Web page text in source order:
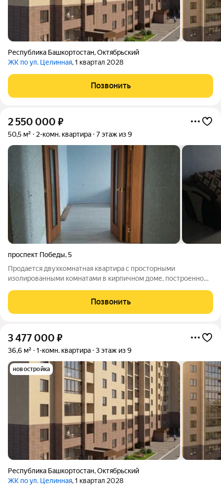
Республика Башкортостан,Октябрьский
ЖК по ул. Целинная, 1 квартал 2028
Позвонить
2 550 000 ₽
50,5 м² 2-комн. квартира 7 этаж из 9
проспект Победы,5
Продается двухкомнатная квартира с просторными
изолированными комнатами в кирпичном доме, построенном
готовить и принимать гостей. В квартире выполнен
косметический ремонт. Санузел раздельный, что
Позвонить
3 477 000 ₽
36,6 м² 1-комн. квартира 3 этаж из 9
новостройка
Республика Башкортостан,Октябрьский
ЖК по ул. Целинная, 1 квартал 2028